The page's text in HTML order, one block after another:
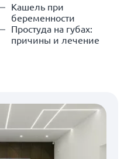
Кашель при
беременности
Простуда на губах:
причины и лечение